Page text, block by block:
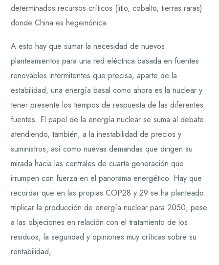
determinados recursos críticos (litio, cobalto, tierras raras)
donde China es hegemónica.
A esto hay que sumar la necesidad de nuevos
planteamientos para una red eléctrica basada en fuentes
renovables intermitentes que precisa, aparte de la
estabilidad, una energía basal como ahora es la nuclear y
tener presente los tiempos de respuesta de las diferentes
fuentes. El papel de la energía nuclear se suma al debate
atendiendo, también, a la inestabilidad de precios y
suministros, así como nuevas demandas que dirigen su
mirada hacia las centrales de cuarta generación que
irrumpen con fuerza en el panorama energético. Hay que
recordar que en las propias COP28 y 29 se ha planteado
triplicar la producción de energía nuclear para 2050, pese
a las objeciones en relación con el tratamiento de los
residuos, la seguridad y opiniones muy críticas sobre su
rentabilidad,